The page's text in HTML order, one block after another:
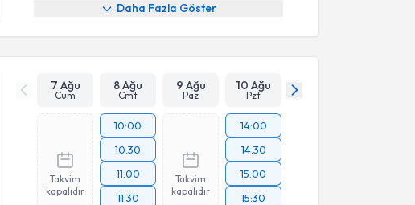
Daha Fazla Göster
7 Ağu
Cum
8 Ağu
Cmt
9 Ağu
Paz
10 Ağu
Pzt
Takvim
kapalıdır
10:00
10:30
11:00
11:30
Takvim
kapalıdır
14:00
14:30
15:00
15:30